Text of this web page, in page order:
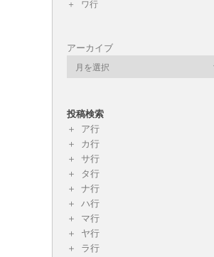
ワ行
アーカイブ
投稿検索
ア行
カ行
サ行
タ行
ナ行
ハ行
マ行
ヤ行
ラ行